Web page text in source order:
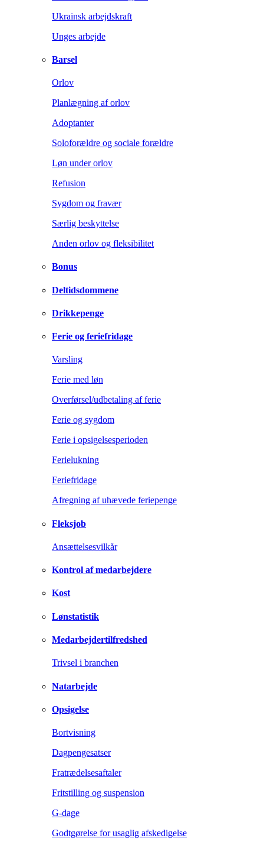
Ukrainsk arbejdskraft
Unges arbejde
Barsel
Orlov
Planlægning af orlov
Adoptanter
Soloforældre og sociale forældre
Løn under orlov
Refusion
Sygdom og fravær
Særlig beskyttelse
Anden orlov og fleksibilitet
Bonus
Deltidsdommene
Drikkepenge
Ferie og feriefridage
Varsling
Ferie med løn
Overførsel/udbetaling af ferie
Ferie og sygdom
Ferie i opsigelsesperioden
Ferielukning
Feriefridage
Afregning af uhævede feriepenge
Fleksjob
Ansættelsesvilkår
Kontrol af medarbejdere
Kost
Lønstatistik
Medarbejdertilfredshed
Trivsel i branchen
Natarbejde
Opsigelse
Bortvisning
Dagpengesatser
Fratrædelsesaftaler
Fritstilling og suspension
G-dage
Godtgørelse for usaglig afskedigelse